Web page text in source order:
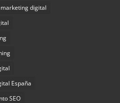
digital
España
SEO